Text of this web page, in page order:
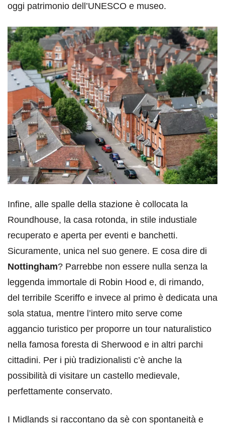
oggi patrimonio dell’UNESCO e museo.
Infine, alle spalle della stazione è collocata la
Roundhouse, la casa rotonda, in stile industiale
recuperato e aperta per eventi e banchetti.
Sicuramente, unica nel suo genere. E cosa dire di
Nottingham? Parrebbe non essere nulla senza la
leggenda immortale di Robin Hood e, di rimando,
del terribile Sceriffo e invece al primo è dedicata una
sola statua, mentre l’intero mito serve come
aggancio turistico per proporre un tour naturalistico
nella famosa foresta di Sherwood e in altri parchi
cittadini. Per i più tradizionalisti c’è anche la
possibilità di visitare un castello medievale,
perfettamente conservato.
I Midlands si raccontano da sè con spontaneità e